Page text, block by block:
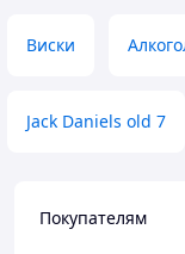
Виски
Jack Daniels old 7
Покупателям